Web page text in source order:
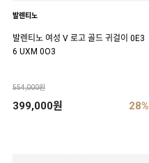
발렌티노
발렌티노 여성 V 로고 골드 귀걸이 0E3
6 UXM 0O3
554,000원
399,000원 28%